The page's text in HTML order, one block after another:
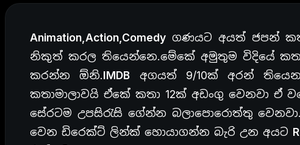
Animation,Action,Comedy ගණයට අයත් ජපන්
නිකුත් කරල තියෙන්නෙ.මේකේ අමුතුම විදියේ
කරන්න ඕනි.IMDB අගයත් 9/10ක් අරන්
කතාමාලාවයි ඒකේ කතා 12ක් අඩංගු වෙනවා
සේරටම උපසිරැසි ගේන්න බලාපොරොත්තු
වෙන ඩිරෙක්ට් ලින්ක් හොයාගන්න බැරි උන අයට